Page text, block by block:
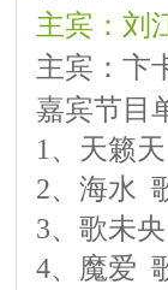
主宾：刘
主宾：卞
嘉宾节目
1、天籁
2、海水
3、歌未
4、魔爱